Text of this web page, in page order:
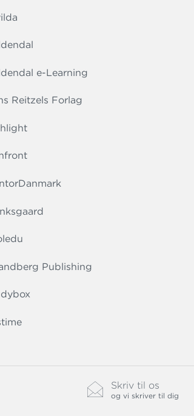
e-Learning
Reitzels Forlag
Publishing
Skriv til os
og vi skriver til dig